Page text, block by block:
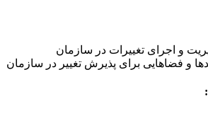
و اجرای تغییرات در سازمان
و فضاهایی برای پذیرش تغییر در سازمان
: